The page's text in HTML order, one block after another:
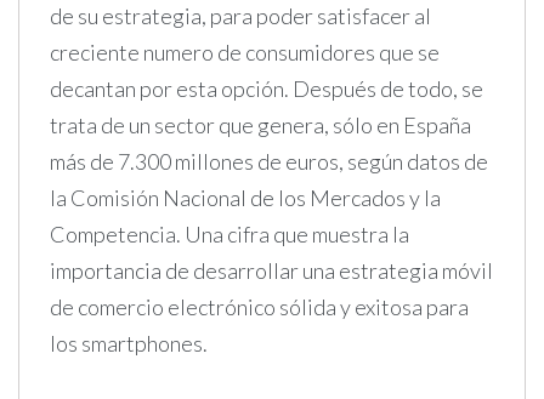
de su estrategia, para poder satisfacer al
creciente numero de consumidores que se
decantan por esta opción. Después de todo, se
trata de un sector que genera, sólo en España
más de 7.300 millones de euros, según datos de
la Comisión Nacional de los Mercados y la
Competencia. Una cifra que muestra la
importancia de desarrollar una estrategia móvil
de comercio electrónico sólida y exitosa para
los smartphones.